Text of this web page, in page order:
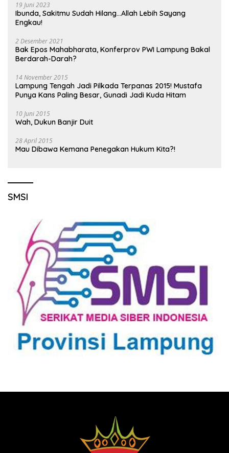
19 Juni 2023
Ibunda, Sakitmu Sudah Hilang…Allah Lebih Sayang
Engkau!
2 Desember 2021
Bak Epos Mahabharata, Konferprov PWI Lampung Bakal
Berdarah-Darah?
14 November 2015
Lampung Tengah Jadi Pilkada Terpanas 2015! Mustafa
Punya Kans Paling Besar, Gunadi Jadi Kuda Hitam
10 Juni 2015
Wah, Dukun Banjir Duit
28 April 2015
Mau Dibawa Kemana Penegakan Hukum Kita?!
SMSI